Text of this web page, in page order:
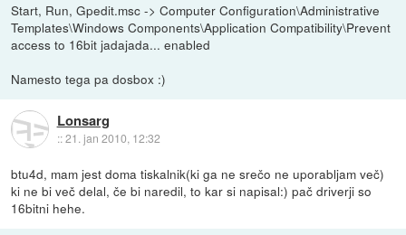
Start, Run, Gpedit.msc -> Computer Configuration\Administrative
Templates\Windows Components\Application Compatibility\Prevent
access to 16bit jadajada... enabled
Namesto tega pa dosbox :)
Lonsarg
::21. jan 2010, 12:32
btu4d, mam jest doma tiskalnik(ki ga ne srečo ne uporabljam več)
ki ne bi več delal, če bi naredil, to kar si napisal:) pač driverji so
16bitni hehe.